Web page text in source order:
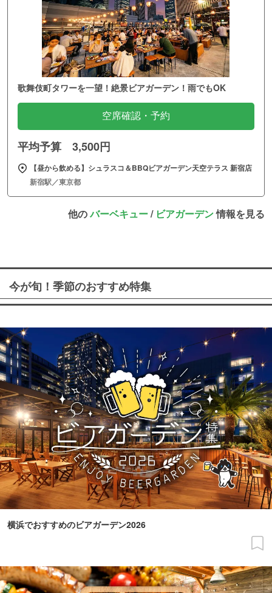
歌舞伎町タワーを一望！絶景ビアガーデン！雨でもOK
空席確認・予約
平均予算 3,500円
【昼から飲める】シュラスコ＆BBQビアガーデン天空テラス 新宿店
新宿駅／東京都
他のバーベキュー/ ビアガーデン情報を見る
今が旬！季節のおすすめ特集
横浜でおすすめのビアガーデン2026